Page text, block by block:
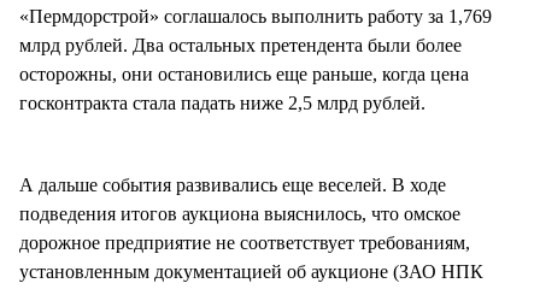
«Пермдорстрой» соглашалось выполнить работу за 1,769
млрд рублей. Два остальных претендента были более
осторожны, они остановились еще раньше, когда цена
госконтракта стала падать ниже 2,5 млрд рублей.
А дальше события развивались еще веселей. В ходе
подведения итогов аукциона выяснилось, что омское
дорожное предприятие не соответствует требованиям,
установленным документацией об аукционе (ЗАО НПК